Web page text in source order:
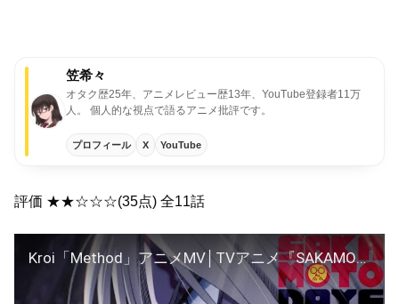
笠希々
オタク歴25年、アニメレビュー歴13年、YouTube登録者11万
人。 個人的な視点で語るアニメ批評です。
プロフィール X YouTube
評価 ★★☆☆☆(35点) 全11話
Kroi「Method」アニメMV│TVアニメ『SAKAMOTO DAYS』第2クールオープニング・テーマ